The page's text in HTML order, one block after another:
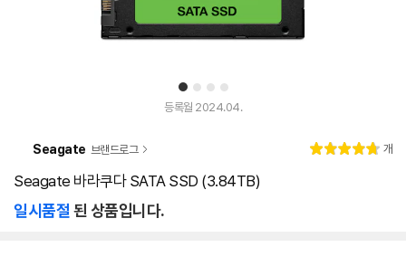
1 2 3 4
등록월 2024.04.
Seagate 브랜드로그
별
4.
리
뷰
개
Seagate 바라쿠다 SATA SSD (3.84TB)
일시품절 된 상품입니다.